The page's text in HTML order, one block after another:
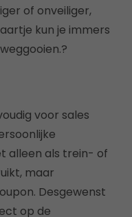
of onveiliger,
kun je immers
voor sales
alleen als trein- of
maar
Desgewenst
op de